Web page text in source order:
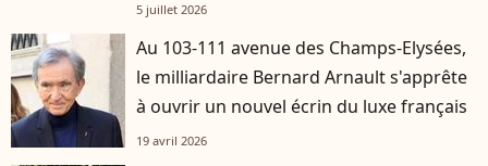
5 juillet 2026
Au 103-111 avenue des Champs-Elysées,
le milliardaire Bernard Arnault s'apprête
à ouvrir un nouvel écrin du luxe français
19 avril 2026